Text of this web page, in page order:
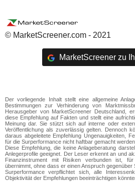
© MarketScreener.com - 2021
MarketScreener zu
Der vorliegende Inhalt stellt eine allgemeine
Bestimmungen zur Verhinderung von
Herausgeber von MarketScreener Deutschland,
diese Empfehlung auf Fakten und stellt eine
Meinung dar. Sie stützt sich auf interne oder
Veröffentlichung als zuverlässig gelten. Dennoch
daraus abgeleitete Empfehlung Ungenauigkeiten,
für die Surperformance nicht haftbar gemacht werden
Diese Empfehlung, die keine Anlageberatung
Anlegerprofile geeignet. Der Leser erkennt an und
Finanzinstrument mit Risiken verbunden ist,
übernimmt, ohne dass er einen Anspruch gegenüber
Surperformance verpflichtet sich, alle
Objektivität der Empfehlungen beeinträchtigen